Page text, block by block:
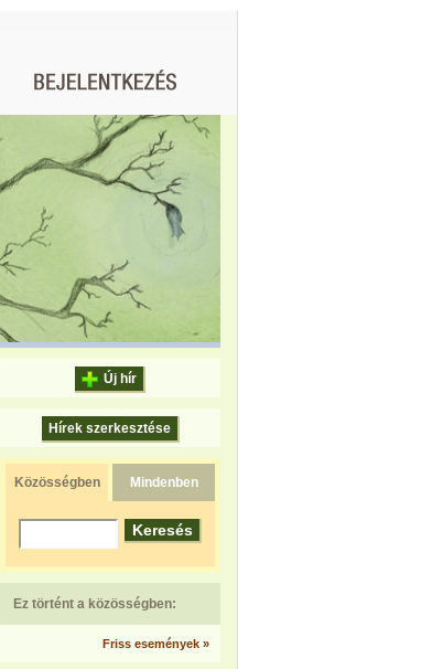
Új hír
Hírek szerkesztése
Közösségben Mindenben
Ez történt a közösségben:
Friss események »